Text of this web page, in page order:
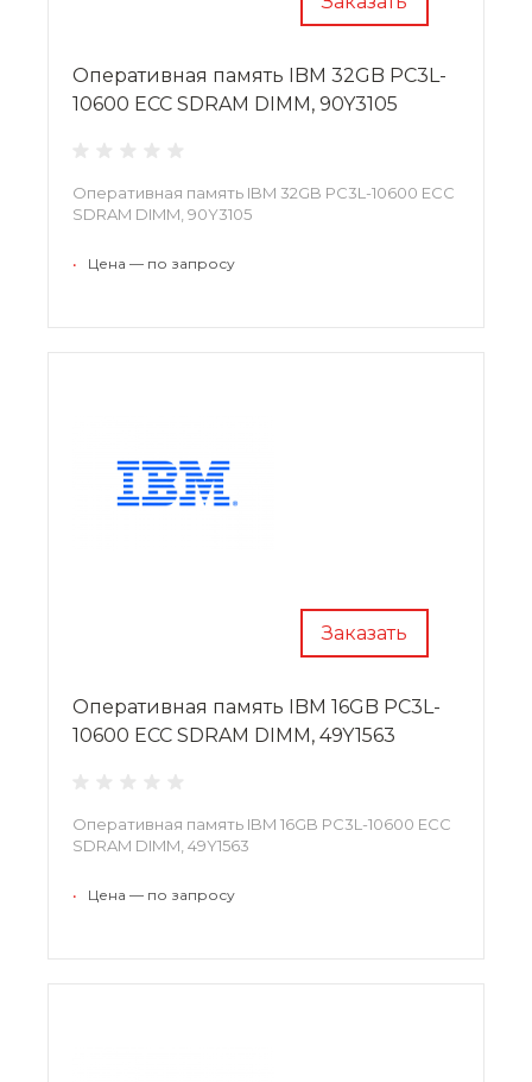
Оперативная память IBM 32GB PC3L-
10600 ECC SDRAM DIMM, 90Y3105
Оперативная память IBM 32GB PC3L-10600 ECC
SDRAM DIMM, 90Y3105
• Цена — по запросу
Заказать
Оперативная память IBM 16GB PC3L-
10600 ECC SDRAM DIMM, 49Y1563
Оперативная память IBM 16GB PC3L-10600 ECC
SDRAM DIMM, 49Y1563
• Цена — по запросу